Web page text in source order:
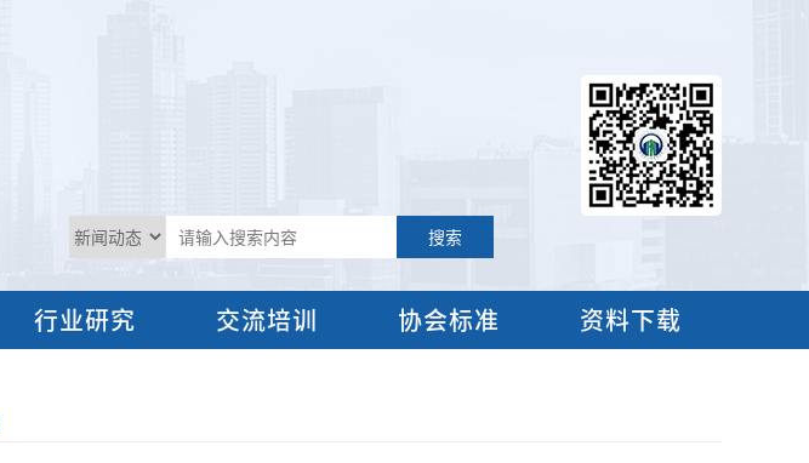
行业研究 交流培训 协会标准 资料下载